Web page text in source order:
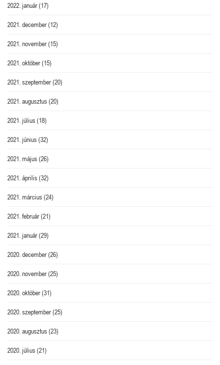
2022. január(17)
2021. december(12)
2021. november(15)
2021. október(15)
2021. szeptember(20)
2021. augusztus(20)
2021. július(18)
2021. június(32)
2021. május(26)
2021. április(32)
2021. március(24)
2021. február(21)
2021. január(29)
2020. december(26)
2020. november(25)
2020. október(31)
2020. szeptember(25)
2020. augusztus(23)
2020. július(21)